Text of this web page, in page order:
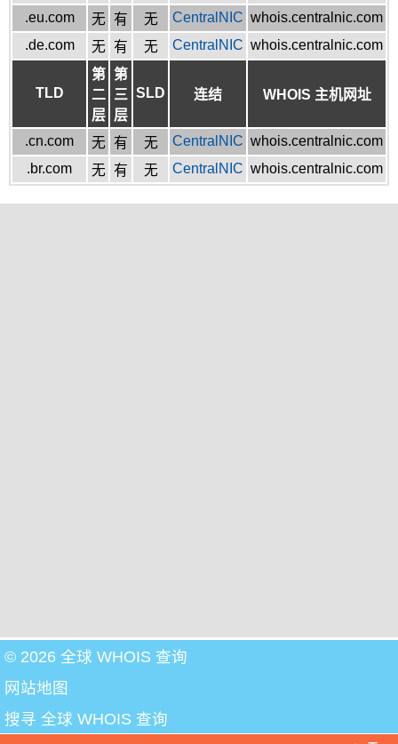
.eu.com
无 有 无 CentralNIC whois.centralnic.com
.de.com
无 有 无 CentralNIC whois.centralnic.com
TLD
第
二
层
第
三
层
SLD 连结 WHOIS 主机网址
.cn.com 无 有 无 CentralNIC whois.centralnic.com
.br.com
无 有 无 CentralNIC whois.centralnic.com
© 2026 全球 WHOIS 查询
网站地图
搜寻 全球 WHOIS 查询